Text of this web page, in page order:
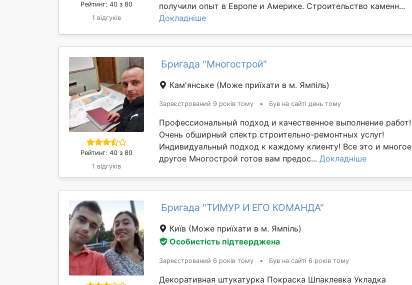
Рейтинг: 40 з 80
1 відгуків
получили опыт в Европе и Америке. Строительство каменн...
Докладніше
Рейтинг: 40 з 80
1 відгуків
Бригада "Многострой"
Кам'янське (Може приїхати в м. Ямпіль)
Зареєстрований 9 років тому • Був на сайті день тому
Профессиональный подход и качественное выполнение работ!
Очень обширный спектр строительно-ремонтных услуг!
Индивидуальный подход к каждому клиенту! Все это и многое
другое Многострой готов вам предос... Докладніше
Бригада "ТИМУР И ЕГО КОМАНДА"
Київ (Може приїхати в м. Ямпіль)
Особистість підтверджена
Зареєстрований 6 років тому • Був на сайті 6 років тому
Декоративная штукатурка Покраска Шпаклевка Укладка